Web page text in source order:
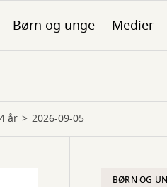
Børn og unge Medier
år 2026-09-05
BØRN OG